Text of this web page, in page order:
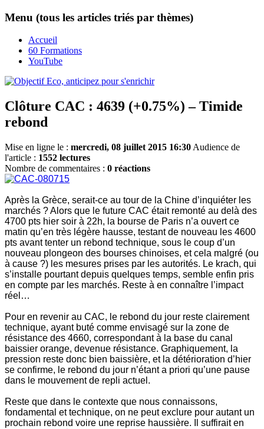
Menu (tous les articles triés par thèmes)
Accueil
60 Formations
YouTube
Clôture CAC : 4639 (+0.75%) – Timide
rebond
Mise en ligne le : mercredi, 08 juillet 2015 16:30 Audience de
l'article : 1552 lectures
Nombre de commentaires : 0 réactions
Après la Grèce, serait-ce au tour de la Chine d’inquiéter les
marchés ? Alors que le future CAC était remonté au delà des
4700 pts hier soir à 22h, la bourse de Paris n’a ouvert ce
matin qu’en très légère hausse, testant de nouveau les 4600
pts avant tenter un rebond technique, sous le coup d’un
nouveau plongeon des bourses chinoises, et cela malgré (ou
à cause ?) les mesures prises par les autorités. Le krach, qui
s’installe pourtant depuis quelques temps, semble enfin pris
en compte par les marchés. Reste à en connaître l’impact
réel…
Pour en revenir au CAC, le rebond du jour reste clairement
technique, ayant buté comme envisagé sur la zone de
résistance des 4660, correspondant à la base du canal
baissier orange, devenue résistance. Graphiquement, la
pression reste donc bien baissière, et la détérioration d’hier
se confirme, le rebond du jour n’étant a priori qu’une pause
dans le mouvement de repli actuel.
Reste que dans le contexte que nous connaissons,
fondamental et technique, on ne peut exclure pour autant un
prochain rebond voire une reprise haussière. Il suffirait en